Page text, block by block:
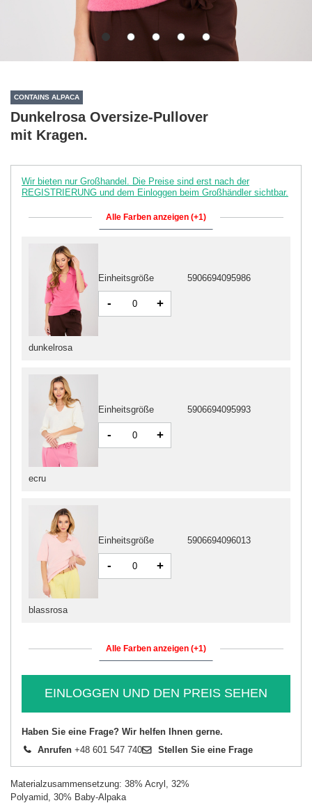
CONTAINS ALPACA
Dunkelrosa Oversize-Pullover
mit Kragen.
Wir bieten nur Großhandel. Die Preise sind erst nach der
REGISTRIERUNG und dem Einloggen beim Großhändler sichtbar.
Alle Farben anzeigen (+1)
dunkelrosa
Einheitsgröße 5906694095986
- +
ecru
Einheitsgröße 5906694095993
- +
blassrosa
Einheitsgröße 5906694096013
- +
Alle Farben anzeigen (+1)
EINLOGGEN UND DEN PREIS SEHEN
Haben Sie eine Frage? Wir helfen Ihnen gerne.
Anrufen +48 601 547 740 Stellen Sie eine Frage
Materialzusammensetzung: 38% Acryl, 32%
Polyamid, 30% Baby-Alpaka